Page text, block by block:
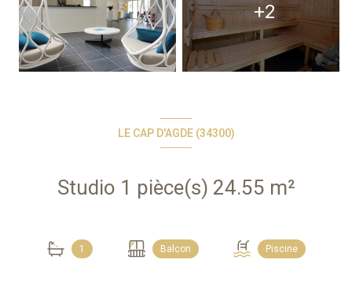
+2
LE CAP D'AGDE (34300)
Studio 1 pièce(s) 24.55 m²
1 Balcon Piscine